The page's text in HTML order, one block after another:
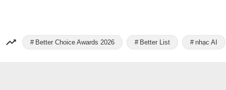
Better Choice Awards 2026 Better List nhạc AI